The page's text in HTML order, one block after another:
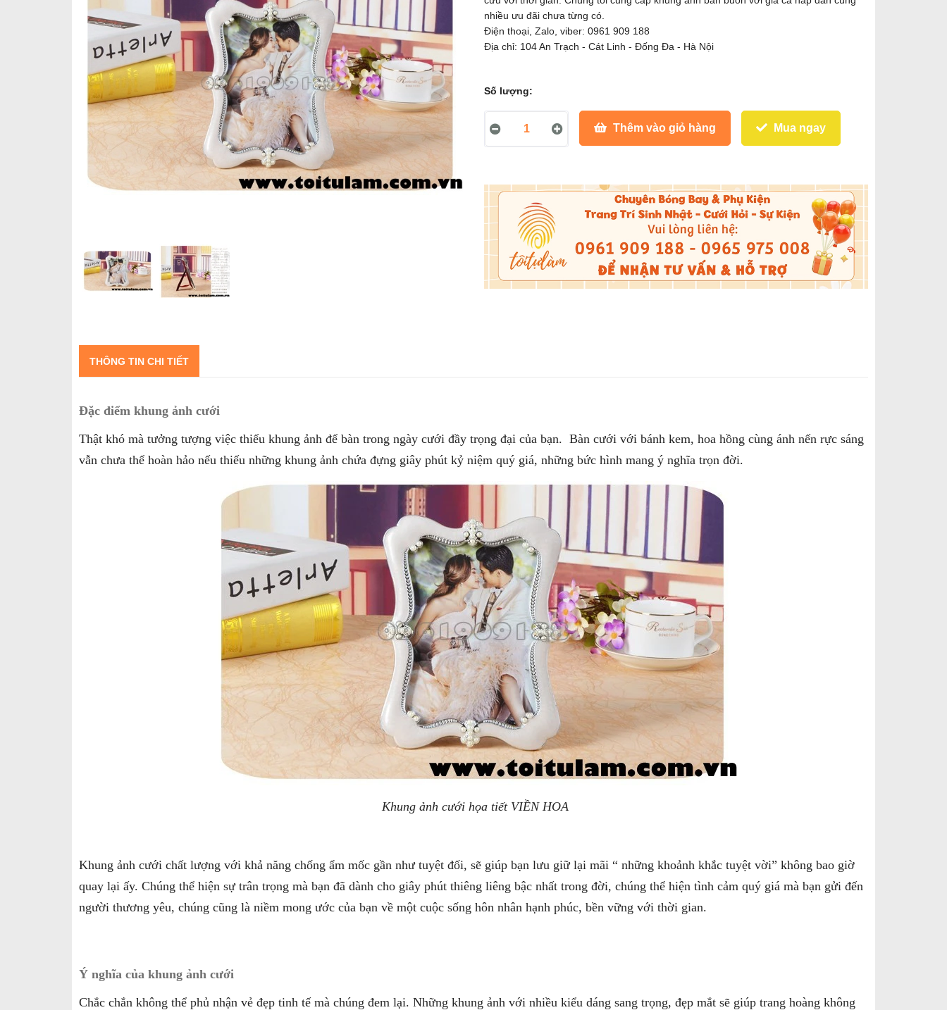
nhiều ưu đãi chưa từng có.
Điện thoại, Zalo, viber: 0961 909 188
Địa chỉ: 104 An Trạch - Cát Linh - Đống Đa - Hà Nội
Số lượng:
Thêm vào giỏ hàng Mua ngay
THÔNG TIN CHI TIẾT
Đặc điểm khung ảnh cưới
Thật khó mà tưởng tượng việc thiếu khung ảnh để bàn trong ngày cưới đầy trọng đại của bạn. Bàn cưới với bánh kem, hoa hồng cùng ánh nến rực sáng
vẫn chưa thể hoàn hảo nếu thiếu những khung ảnh chứa đựng giây phút kỷ niệm quý giá, những bức hình mang ý nghĩa trọn đời.
Khung ảnh cưới họa tiết VIỀN HOA
Khung ảnh cưới chất lượng với khả năng chống ẩm mốc gần như tuyệt đối, sẽ giúp bạn lưu giữ lại mãi “ những khoảnh khắc tuyệt vời” không bao giờ
quay lại ấy. Chúng thể hiện sự trân trọng mà bạn đã dành cho giây phút thiêng liêng bậc nhất trong đời, chúng thể hiện tình cảm quý giá mà bạn gửi đến
người thương yêu, chúng cũng là niềm mong ước của bạn về một cuộc sống hôn nhân hạnh phúc, bền vững với thời gian.
Ý nghĩa của khung ảnh cưới
Chắc chắn không thể phủ nhận vẻ đẹp tinh tế mà chúng đem lại. Những khung ảnh với nhiều kiểu dáng sang trọng, đẹp mắt sẽ giúp trang hoàng không